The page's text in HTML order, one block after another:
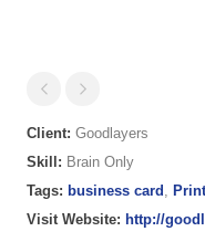
Client: Goodlayers
Skill: Brain Only
Tags: business card ,
Visit Website: http://